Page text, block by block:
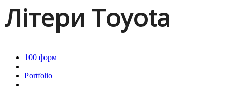
Літери Toyota
100 форм
Portfolio